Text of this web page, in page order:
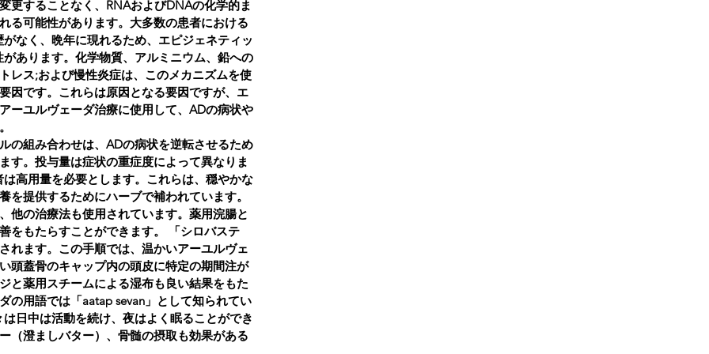
更することなく、RNAおよびDNAの化学的ま
る可能性があります。大多数の患者における
なく、晩年に現れるため、エピジェネティッ
あります。化学物質、アルミニウム、鉛への
レス;および慢性炎症は、このメカニズムを使
因です。これらは原因となる要因ですが、エ
ーユルヴェーダ治療に使用して、ADの病状や
の組み合わせは、ADの病状を逆転させるため
す。投与量は症状の重症度によって異なりま
高用量を必要とします。これらは、穏やかな
を提供するためにハーブで補われています。
他の治療法も使用されています。薬用浣腸と
をもたらすことができます。 「シロバステ
れます。この手順では、温かいアーユルヴェ
頭蓋骨のキャップ内の頭皮に特定の期間注が
と薬用スチームによる湿布も良い結果をもた
の用語では「aatap sevan」として知られてい
日中は活動を続け、夜はよく眠ることができ
（澄ましバター）、骨髄の摂取も効果がある